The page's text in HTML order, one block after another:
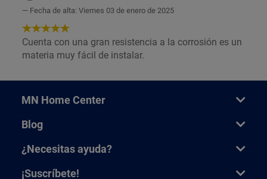
Fecha de alta: Viernes 03 de enero de 2025
5
de
5
Cuenta con una gran resistencia a la corrosión es un
materia muy fácil de instalar.
MN Home Center
Blog
¿Necesitas ayuda?
¡Suscríbete!